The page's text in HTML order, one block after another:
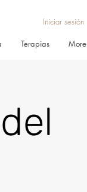
Iniciar sesión
Terapias More